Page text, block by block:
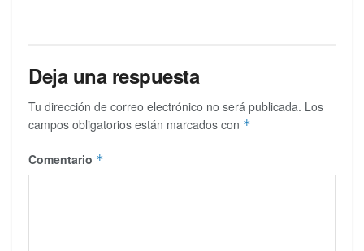
Deja una respuesta
Tu dirección de correo electrónico no será publicada. Los
campos obligatorios están marcados con *
Comentario *